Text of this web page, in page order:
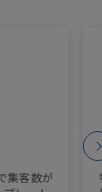
集客数が